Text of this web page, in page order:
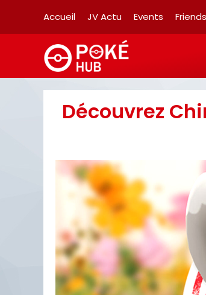
Accueil JV Actu Events Friends
Découvrez